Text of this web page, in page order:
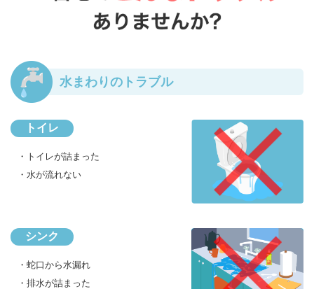
水まわりのトラブル
トイレ
・トイレが詰まった
・水が流れない
シンク
・蛇口から水漏れ
・排水が詰まった